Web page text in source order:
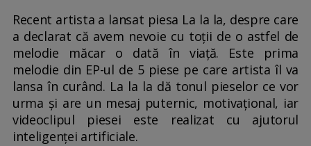
Recent artista a lansat piesa La la la, despre care
a declarat că avem nevoie cu toții de o astfel de
melodie măcar o dată în viață. Este prima
melodie din EP-ul de 5 piese pe care artista îl va
lansa în curând. La la la dă tonul pieselor ce vor
urma și are un mesaj puternic, motivațional, iar
videoclipul piesei este realizat cu ajutorul
inteligenței artificiale.